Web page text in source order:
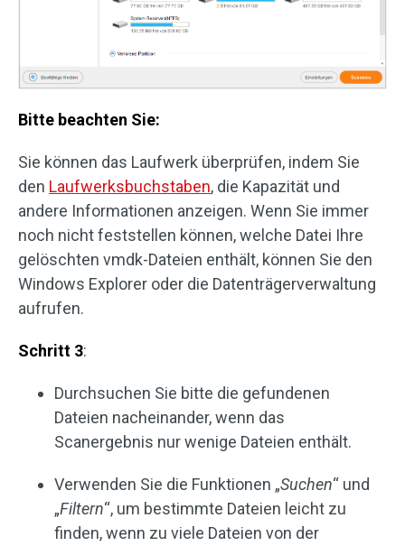
Bitte beachten Sie:
Sie können das Laufwerk überprüfen, indem Sie
den Laufwerksbuchstaben, die Kapazität und
andere Informationen anzeigen. Wenn Sie immer
noch nicht feststellen können, welche Datei Ihre
gelöschten vmdk-Dateien enthält, können Sie den
Windows Explorer oder die Datenträgerverwaltung
aufrufen.
Schritt 3:
Durchsuchen Sie bitte die gefundenen
Dateien nacheinander, wenn das
Scanergebnis nur wenige Dateien enthält.
Verwenden Sie die Funktionen „Suchen“ und
„Filtern“, um bestimmte Dateien leicht zu
finden, wenn zu viele Dateien von der